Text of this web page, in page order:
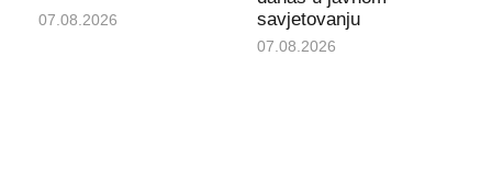
07.08.2026
savjetovanju
07.08.2026